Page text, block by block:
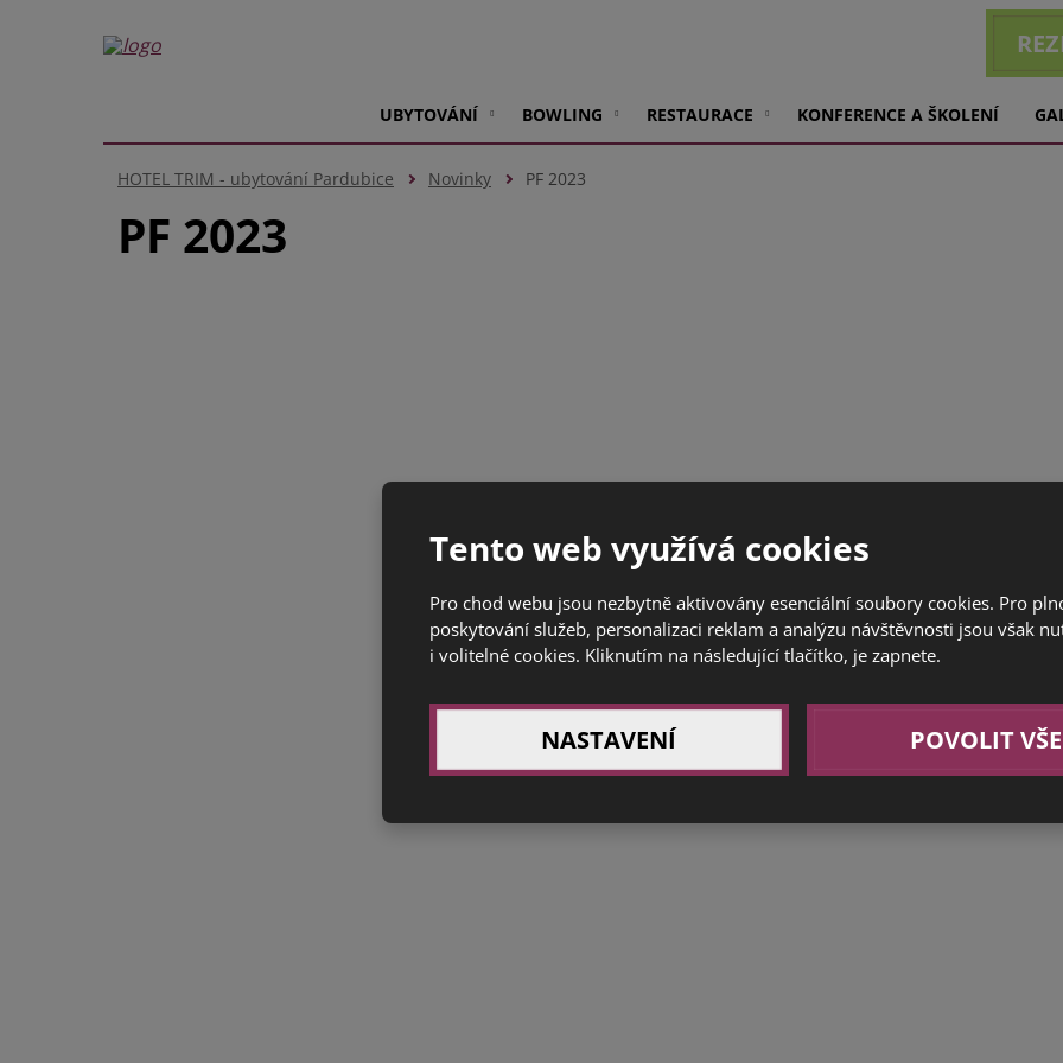
UBYTOVÁNÍ BOWLING RESTAURACE KONFERENCE A ŠKOLENÍ
HOTEL TRIM - ubytování Pardubice Novinky PF 2023
PF 2023
Tento web využívá cookies
Pro chod webu jsou nezbytně aktivovány esenciální soubory cookies. Pro
poskytování služeb, personalizaci reklam a analýzu návštěvnosti jsou však
i volitelné cookies. Kliknutím na následující tlačítko, je zapnete.
NASTAVENÍ POVOLIT VŠE